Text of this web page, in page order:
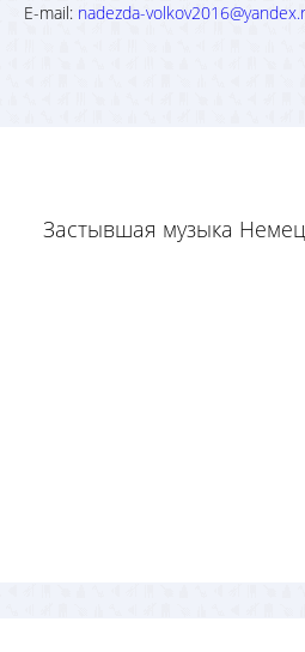
E-mail: nadezda-
Застывшая музыка